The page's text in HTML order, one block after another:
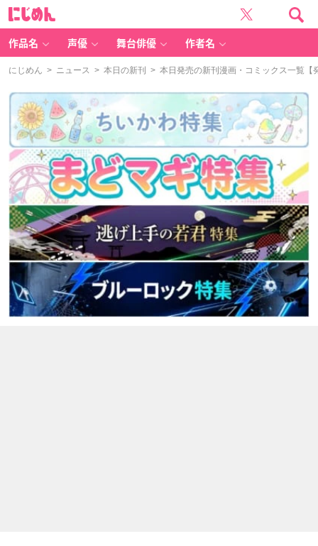
作品名 声優 舞台俳優 作者名
にじめん > ニュース > 本日の新刊 > 本日発売の新刊漫画・コミックス一覧【